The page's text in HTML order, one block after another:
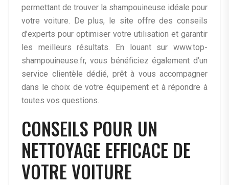
permettant de trouver la shampouineuse idéale pour
votre voiture. De plus, le site offre des conseils
d’experts pour optimiser votre utilisation et garantir
les meilleurs résultats. En louant sur www.top-
shampouineuse.fr, vous bénéficiez également d’un
service clientèle dédié, prêt à vous accompagner
dans le choix de votre équipement et à répondre à
toutes vos questions.
CONSEILS POUR UN
NETTOYAGE EFFICACE DE
VOTRE VOITURE